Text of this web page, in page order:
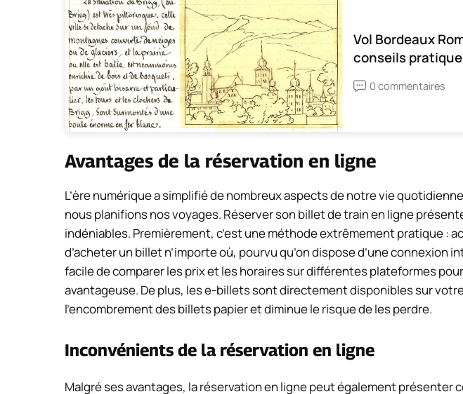
Vol Bordeaux
conseils
0 commentaires
Avantages de la réservation en ligne
L’ère numérique a simplifié de nombreux aspects de notre vie
nous planifions nos voyages. Réserver son billet de train en ligne
indéniables. Premièrement, c’est une méthode extrêmement pratique :
d’acheter un billet n’importe où, pourvu qu’on dispose d’une connexion
facile de comparer les prix et les horaires sur différentes plateformes
avantageuse. De plus, les e-billets sont directement disponibles sur
l’encombrement des billets papier et diminue le risque de les perdre.
Inconvénients de la réservation en ligne
Malgré ses avantages, la réservation en ligne peut également présenter